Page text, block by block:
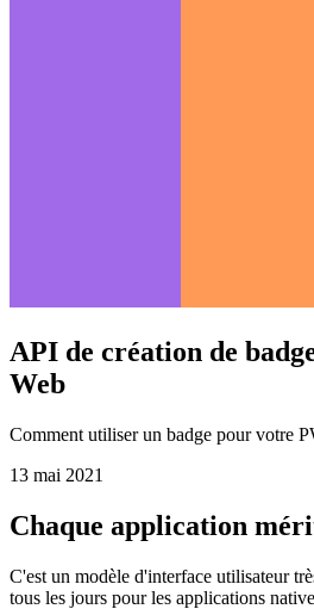
Web
13 mai 2021
Chaque application